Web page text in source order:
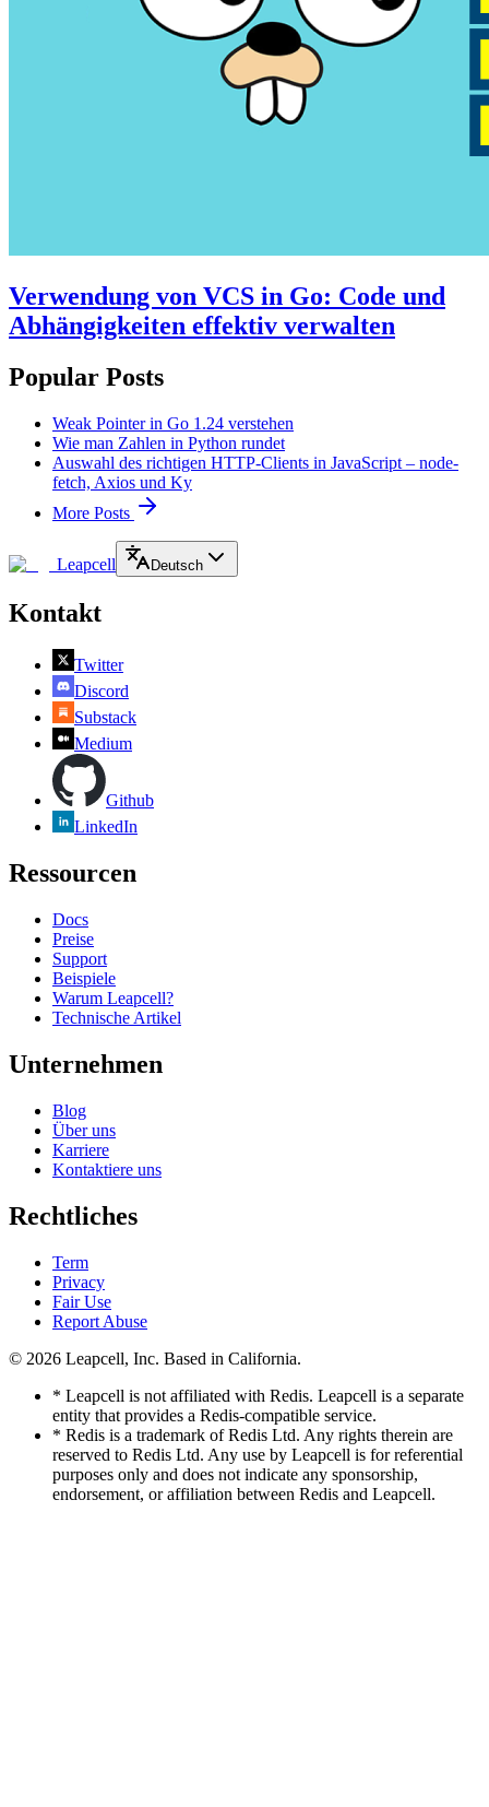
Verwendung von VCS in Go: Code und
Abhängigkeiten effektiv verwalten
Popular Posts
Weak Pointer in Go 1.24 verstehen
Wie man Zahlen in Python rundet
Auswahl des richtigen HTTP-Clients in JavaScript – node-
fetch, Axios und Ky
More Posts
Leapcell Deutsch
Kontakt
Twitter
Discord
Substack
Medium
Github
LinkedIn
Ressourcen
Docs
Preise
Support
Beispiele
Warum Leapcell?
Technische Artikel
Unternehmen
Blog
Über uns
Karriere
Kontaktiere uns
Rechtliches
Term
Privacy
Fair Use
Report Abuse
© 2026 Leapcell, Inc. Based in California.
* Leapcell is not affiliated with Redis. Leapcell is a separate
entity that provides a Redis-compatible service.
* Redis is a trademark of Redis Ltd. Any rights therein are
reserved to Redis Ltd. Any use by Leapcell is for referential
purposes only and does not indicate any sponsorship,
endorsement, or affiliation between Redis and Leapcell.